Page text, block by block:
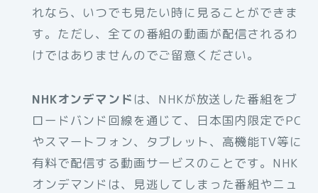
れなら、いつでも見たい時に見ることができま
す。ただし、全ての番組の動画が配信されるわ
けではありませんのでご留意ください。
NHKオンデマンド は、NHKが放送した番組をブ
ロードバンド回線を通じて、日本国内限定でPC
やスマートフォン、タブレット、高機能TV等に
有料で配信する動画サービスのことです。NHK
オンデマンドは、見逃してしまった番組やニュ